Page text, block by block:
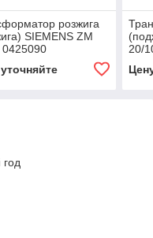
розжига
SIEMENS ZM
20/